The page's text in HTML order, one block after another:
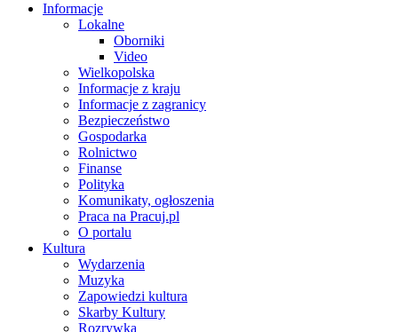
Informacje
Lokalne
Oborniki
Video
Wielkopolska
Informacje z kraju
Informacje z zagranicy
Bezpieczeństwo
Gospodarka
Rolnictwo
Finanse
Polityka
Komunikaty, ogłoszenia
Praca na Pracuj.pl
O portalu
Kultura
Wydarzenia
Muzyka
Zapowiedzi kultura
Skarby Kultury
Rozrywka